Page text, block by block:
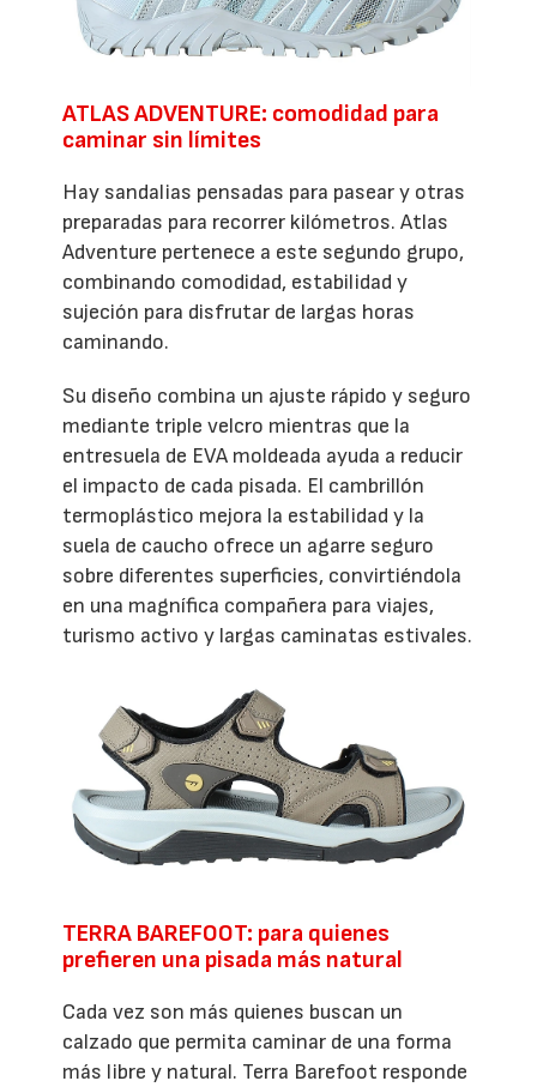
ATLAS ADVENTURE: comodidad para
caminar sin límites
Hay sandalias pensadas para pasear y otras
preparadas para recorrer kilómetros. Atlas
Adventure pertenece a este segundo grupo,
combinando comodidad, estabilidad y
sujeción para disfrutar de largas horas
caminando.
Su diseño combina un ajuste rápido y seguro
mediante triple velcro mientras que la
entresuela de EVA moldeada ayuda a reducir
el impacto de cada pisada. El cambrillón
termoplástico mejora la estabilidad y la
suela de caucho ofrece un agarre seguro
sobre diferentes superficies, convirtiéndola
en una magnífica compañera para viajes,
turismo activo y largas caminatas estivales.
TERRA BAREFOOT: para quienes
prefieren una pisada más natural
Cada vez son más quienes buscan un
calzado que permita caminar de una forma
más libre y natural. Terra Barefoot responde